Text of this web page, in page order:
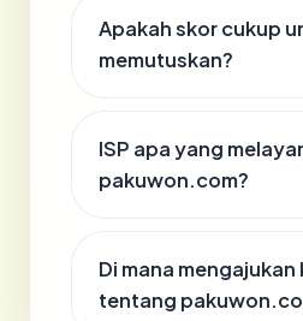
Apakah skor cukup
memutuskan?
ISP apa yang
pakuwon.com?
Di mana mengajukan
tentang